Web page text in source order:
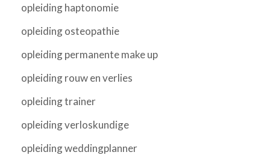
opleiding haptonomie
opleiding osteopathie
opleiding permanente make up
opleiding rouw en verlies
opleiding trainer
opleiding verloskundige
opleiding weddingplanner